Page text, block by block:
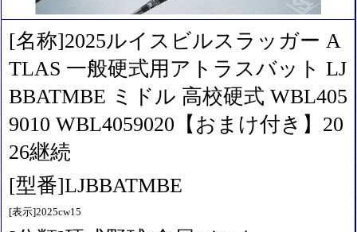
[名称]2025ルイスビルスラッガー A
TLAS 一般硬式用アトラスバット LJ
BBATMBE ミドル 高校硬式 WBL405
9010 WBL4059020【おまけ付き】20
26継続
[型番]LJBBATMBE
[表示]2025cw15